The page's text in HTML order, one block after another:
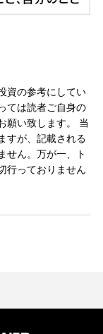
資の参考にしてい
ては読者ご自身の
願い致します。 当
すが、記載される
せん。万が一、ト
行っておりません